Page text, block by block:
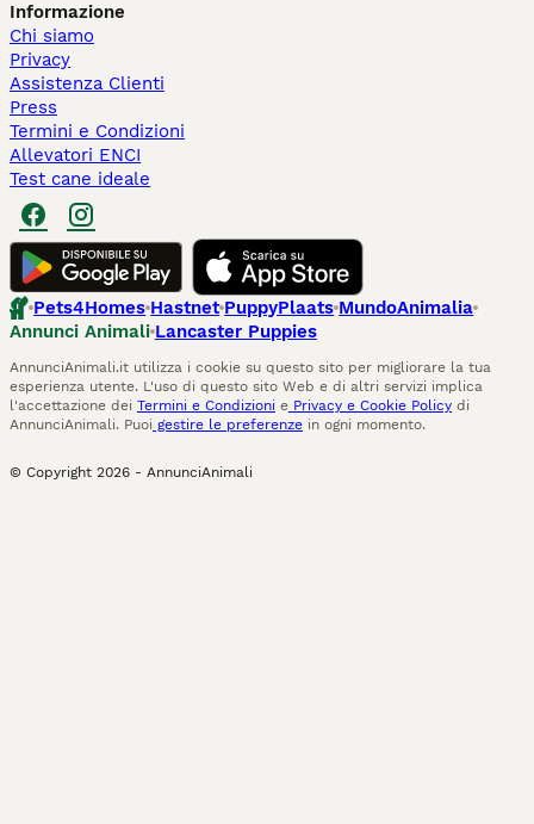
Informazione
Chi siamo
Privacy
Assistenza Clienti
Press
Termini e Condizioni
Allevatori ENCI
Test cane ideale
Pets4Homes Hastnet PuppyPlaats MundoAnimalia
Annunci Animali Lancaster Puppies
AnnunciAnimali.it utilizza i cookie su questo sito per migliorare la tua
esperienza utente. L'uso di questo sito Web e di altri servizi implica
l'accettazione dei Termini e Condizioni e Privacy e Cookie Policy di
AnnunciAnimali. Puoi gestire le preferenze in ogni momento.
© Copyright 2026 - AnnunciAnimali